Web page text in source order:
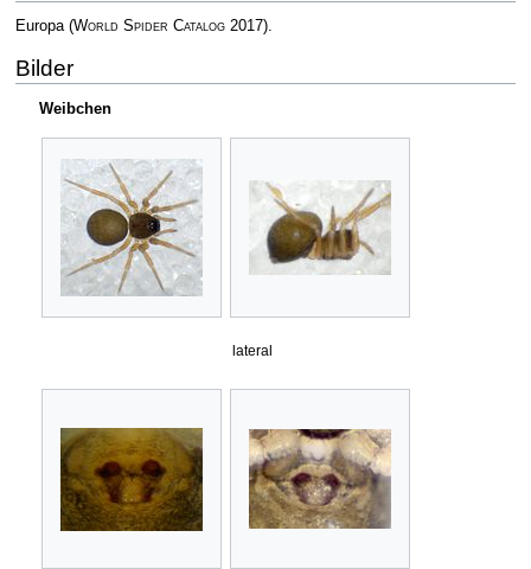
Europa (World Spider Catalog2017).
Bilder
Weibchen
lateral